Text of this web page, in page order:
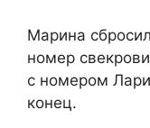
Марина
номер
с номером
конец.